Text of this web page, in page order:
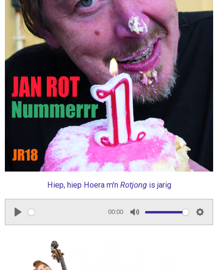
Hiep, hiep Hoera m'n Rotjongis jarig
P
00:00
M
S